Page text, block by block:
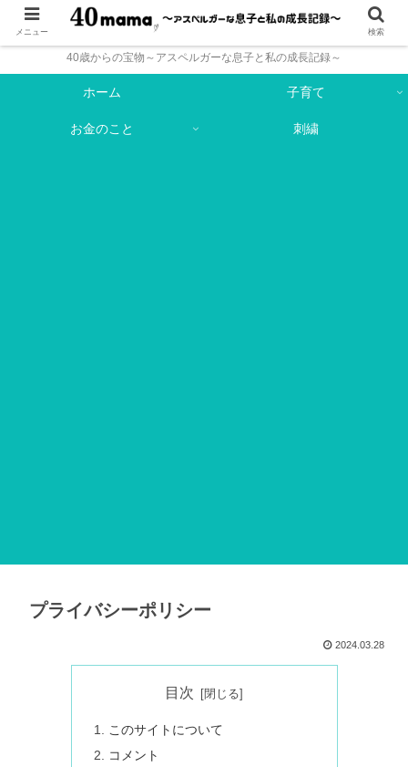
40歳からの宝物～アスペルガーな息子と私の成長記録～
ホーム 子育て
お金のこと 刺繍
プライバシーポリシー
2024.03.28
目次
このサイトについて
コメント
メニュー 検索